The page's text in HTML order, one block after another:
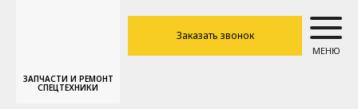
ЗАПЧАСТИ И РЕМОНТ
СПЕЦТЕХНИКИ
Заказать звонок
МЕНЮ